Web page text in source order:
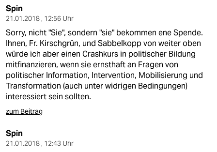
Spin
21.01.2018 , 12:56 Uhr
Sorry, nicht "Sie", sondern "sie" bekommen ene Spende.
Ihnen, Fr. Kirschgrün, und Sabbelkopp von weiter oben
würde ich aber einen Crashkurs in politischer Bildung
mitfinanzieren, wenn sie ernsthaft an Fragen von
politischer Information, Intervention, Mobilisierung und
Transformation (auch unter widrigen Bedingungen)
interessiert sein sollten.
zum Beitrag
Spin
21.01.2018 , 12:43 Uhr